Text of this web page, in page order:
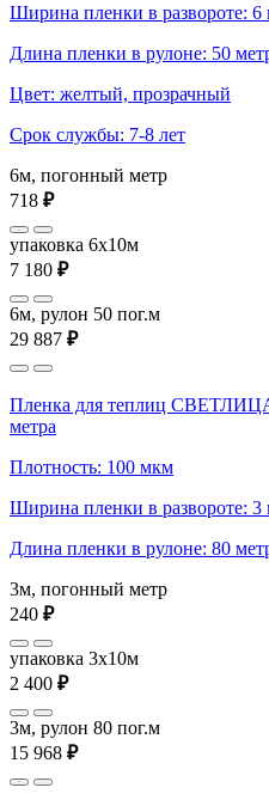
Ширина пленки в развороте: 6
Длина пленки в рулоне: 50
Цвет: желтый, прозрачный
Срок службы: 7-8 лет
6м, погонный метр
718 ₽
упаковка 6x10м
7 180 ₽
6м, рулон 50 пог.м
29 887 ₽
Пленка для теплиц
метра
Плотность: 100 мкм
Ширина пленки в развороте: 3
Длина пленки в рулоне: 80
3м, погонный метр
240 ₽
упаковка 3x10м
2 400 ₽
3м, рулон 80 пог.м
15 968 ₽